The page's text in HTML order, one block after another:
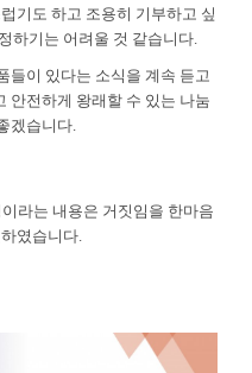
기도 하고 조용히 기부하고 싶
하기는 어려울 것 같습니다.
들이 있다는 소식을 계속 듣고
안전하게 왕래할 수 있는 나눔
겠습니다.
이라는 내용은 거짓임을 한마음
였습니다.